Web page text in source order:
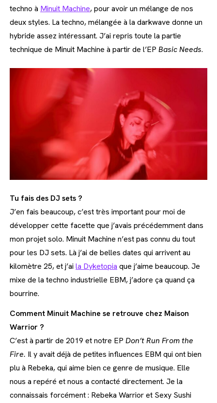
techno à Minuit Machine, pour avoir un mélange de nos
deux styles. La techno, mélangée à la darkwave donne un
hybride assez intéressant. J’ai repris toute la partie
technique de Minuit Machine à partir de l’EP Basic Needs.
Tu fais des DJ sets ?
J’en fais beaucoup, c’est très important pour moi de
développer cette facette que j’avais précédemment dans
mon projet solo. Minuit Machine n’est pas connu du tout
pour les DJ sets. Là j’ai de belles dates qui arrivent au
kilomètre 25, et j’ai la Dyketopia que j’aime beaucoup. Je
mixe de la techno industrielle EBM, j’adore ça quand ça
bourrine.
Comment Minuit Machine se retrouve chez Maison
Warrior ?
C’est à partir de 2019 et notre EP Don’t Run From the
Fire. Il y avait déjà de petites influences EBM qui ont bien
plu à Rebeka, qui aime bien ce genre de musique. Elle
nous a repéré et nous a contacté directement. Je la
connaissais forcément : Rebeka Warrior et Sexy Sushi